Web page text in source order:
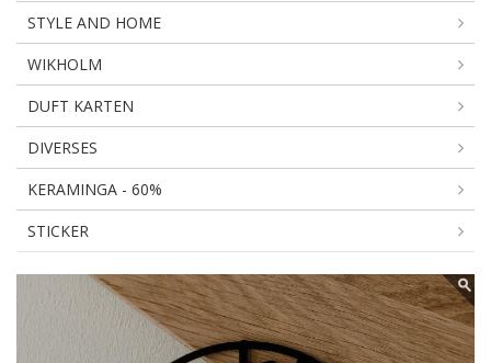
STYLE AND HOME
WIKHOLM
DUFT KARTEN
DIVERSES
KERAMINGA - 60%
STICKER